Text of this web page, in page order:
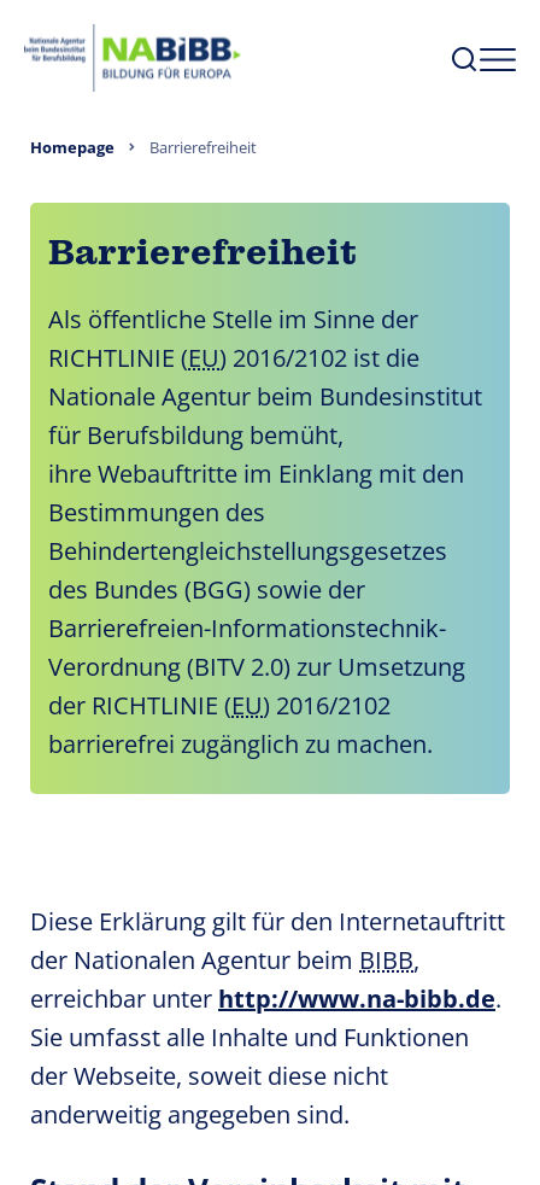
Homepage Barrierefreiheit
Barrierefreiheit
Als öffentliche Stelle im Sinne der
RICHTLINIE (EU) 2016/2102 ist die
Nationale Agentur beim Bundesinstitut
für Berufsbildung bemüht,
ihre Webauftritte im Einklang mit den
Bestimmungen des
Behindertengleichstellungsgesetzes
des Bundes (BGG) sowie der
Barrierefreien-Informationstechnik-
Verordnung (BITV 2.0) zur Umsetzung
der RICHTLINIE (EU) 2016/2102
barrierefrei zugänglich zu machen.
Diese Erklärung gilt für den Internetauftritt
der Nationalen Agentur beim BIBB,
erreichbar unter http://www.na-bibb.de.
Sie umfasst alle Inhalte und Funktionen
der Webseite, soweit diese nicht
anderweitig angegeben sind.